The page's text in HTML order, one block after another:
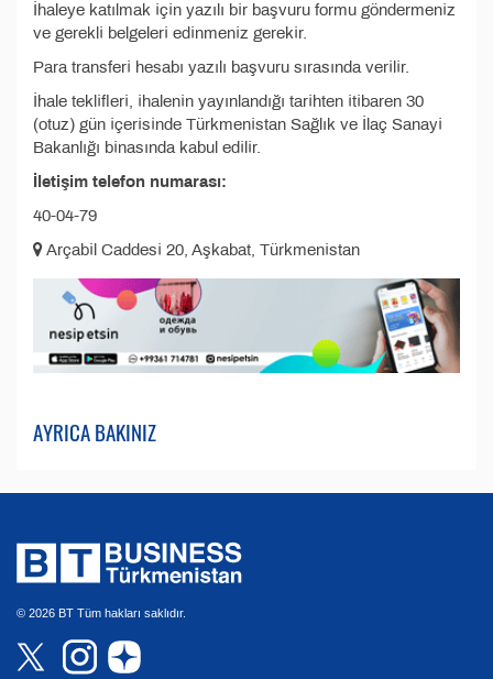
İhaleye katılmak için yazılı bir başvuru formu göndermeniz
ve gerekli belgeleri edinmeniz gerekir.
Para transferi hesabı yazılı başvuru sırasında verilir.
İhale teklifleri, ihalenin yayınlandığı tarihten itibaren 30
(otuz) gün içerisinde Türkmenistan Sağlık ve İlaç Sanayi
Bakanlığı binasında kabul edilir.
İletişim telefon numarası:
40-04-79
Arçabil Caddesi 20, Aşkabat, Türkmenistan
AYRICA BAKINIZ
© 2026 BT Tüm hakları saklıdır.